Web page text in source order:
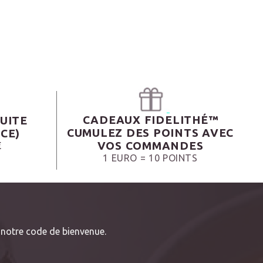
CADEAUX FIDELITHÉ™
CUMULEZ DES POINTS AVEC
VOS COMMANDES
1 EURO = 10 POINTS
code de bienvenue.